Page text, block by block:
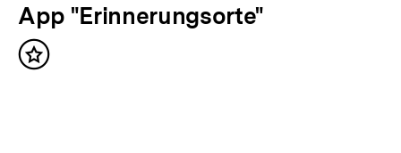
a
l
t
N
ä
c
App "Erinnerungsorte"
Inhalt